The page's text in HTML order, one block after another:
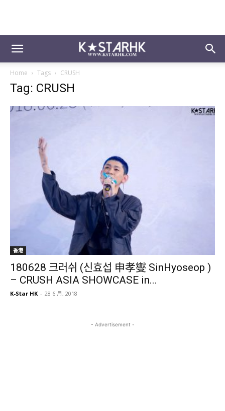
Home Tags CRUSH
Tag: CRUSH
香港
180628 크러쉬 (신효섭 申孝燮 SinHyoseop )
– CRUSH ASIA SHOWCASE in...
K-Star HK - 28 6 月, 2018
- Advertisement -